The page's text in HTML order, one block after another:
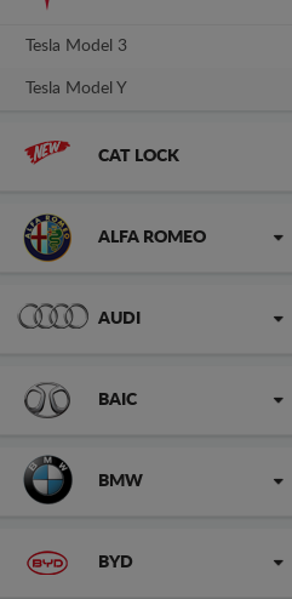
Tesla Model 3
Tesla Model Y
CAT LOCK
ALFA ROMEO
AUDI
BAIC
BMW
BYD